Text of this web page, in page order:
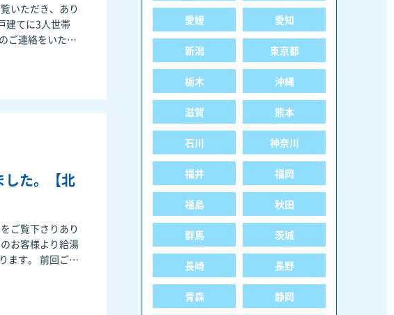
いただき、あり
ご連絡をいただ
した。【北
ご覧下さりあり
回ご訪
愛媛 愛知
新潟 東京都
栃木 沖縄
滋賀 熊本
石川 神奈川
福井 福岡
福島 秋田
群馬 茨城
長崎 長野
青森 静岡